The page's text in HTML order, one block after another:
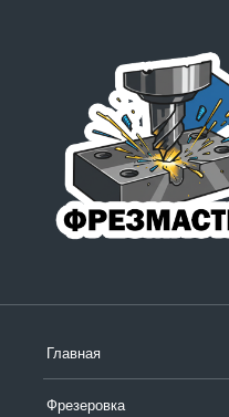
Главная
Фрезеровка